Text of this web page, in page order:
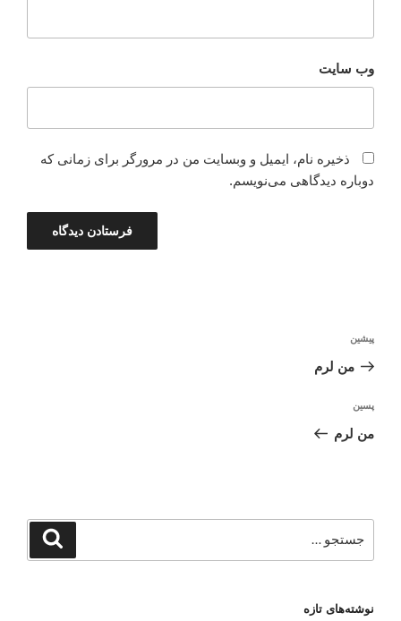
وب‌ سایت
ذخیره نام، ایمیل و وبسایت من در مرورگر برای زمانی که
دوباره دیدگاهی می‌نویسم.
نوشته
قبلی
پیشین
من لرم
نوشته‌ٔ
بعدی
پسین
من لرم
برای
جستجو
نوشته‌های تازه